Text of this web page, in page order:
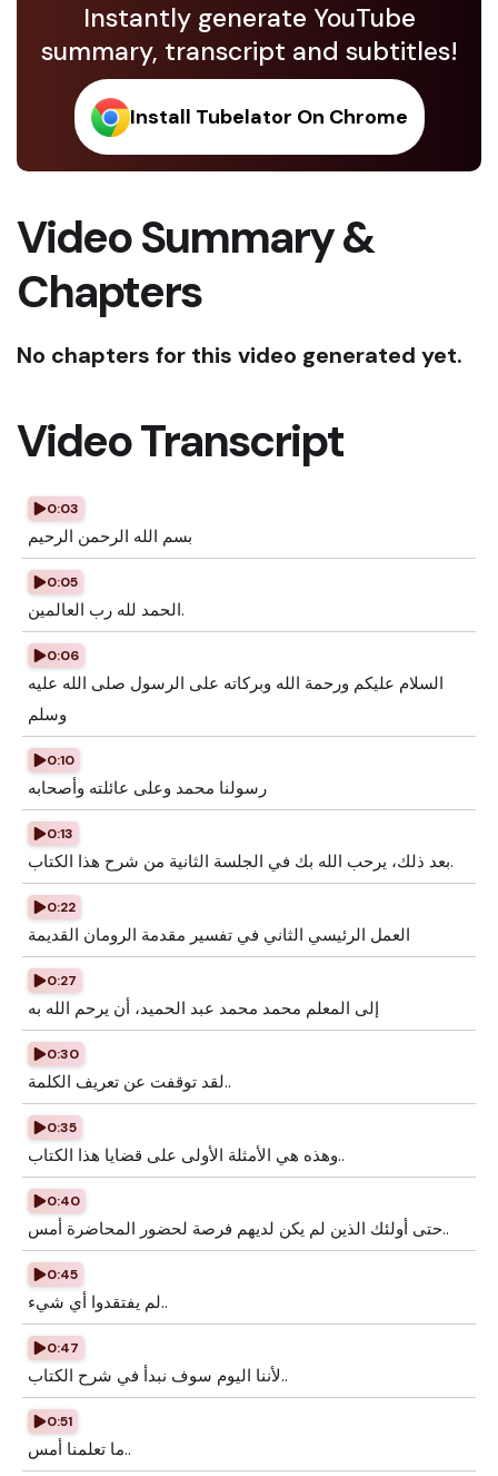
Instantly generate YouTube
summary, transcript and subtitles!
Install Tubelator On Chrome
Video Summary &
Chapters
No chapters for this video generated yet.
Video Transcript
0:03
بسم الله الرحمن الرحيم
0:05
الحمد لله رب العالمين.
0:06
السلام عليكم ورحمة الله وبركاته على الرسول صلى الله عليه
وسلم
0:10
رسولنا محمد وعلى عائلته وأصحابه
0:13
بعد ذلك، يرحب الله بك في الجلسة الثانية من شرح هذا الكتاب.
0:22
العمل الرئيسي الثاني في تفسير مقدمة الرومان القديمة
0:27
إلى المعلم محمد محمد عبد الحميد، أن يرحم الله به
0:30
لقد توقفت عن تعريف الكلمة..
0:35
وهذه هي الأمثلة الأولى على قضايا هذا الكتاب..
0:40
حتى أولئك الذين لم يكن لديهم فرصة لحضور المحاضرة أمس..
0:45
لم يفتقدوا أي شيء..
0:47
لأننا اليوم سوف نبدأ في شرح الكتاب..
0:51
ما تعلمنا أمس..